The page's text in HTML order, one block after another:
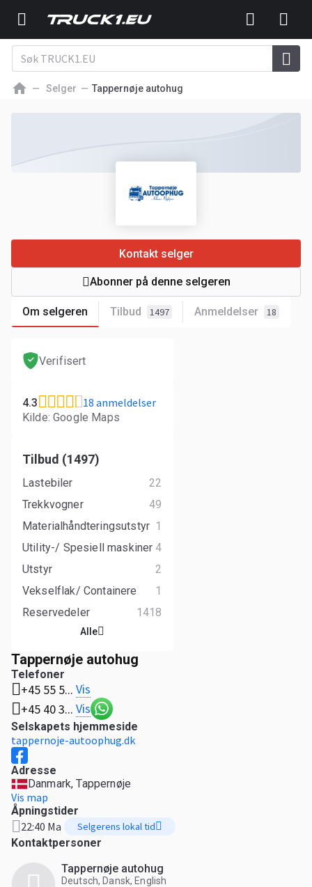
Selger Tappernøje autohug
Om selgeren Tilbud 1497 Anmeldelser 18
Kontakt selger
Abonner på denne selgeren
Tappernøje autohug
Telefoner
+45 55 5... Vis
+45 40 3... Vis
Selskapets hjemmeside
tappernoje-autoophug.dk
Adresse
Danmark, Tappernøje
Vis map
Åpningstider
22:40 Ma Selgerens lokal tid
Kontaktpersoner
Tappernøje autohug
Deutsch, Dansk, English
Verifisert
4.3 18 anmeldelser
Kilde: Google Maps
Tilbud (1497)
Lastebiler
22
Trekkvogner
49
Materialhåndteringsutstyr 1
Utility-/ Spesiell maskiner4
Utstyr
2
Vekselflak/ Containere
1
Reservedeler
1418
Alle